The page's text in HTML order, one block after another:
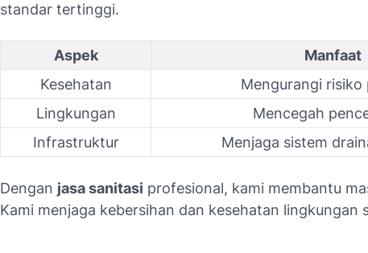
standar tertinggi.
Aspek
Manfaat
Kesehatan
Mengurangi risiko
Lingkungan
Mencegah
Infrastruktur
Menjaga sistem
Dengan jasa sanitasi profesional, kami membantu
Kami menjaga kebersihan dan kesehatan lingkungan